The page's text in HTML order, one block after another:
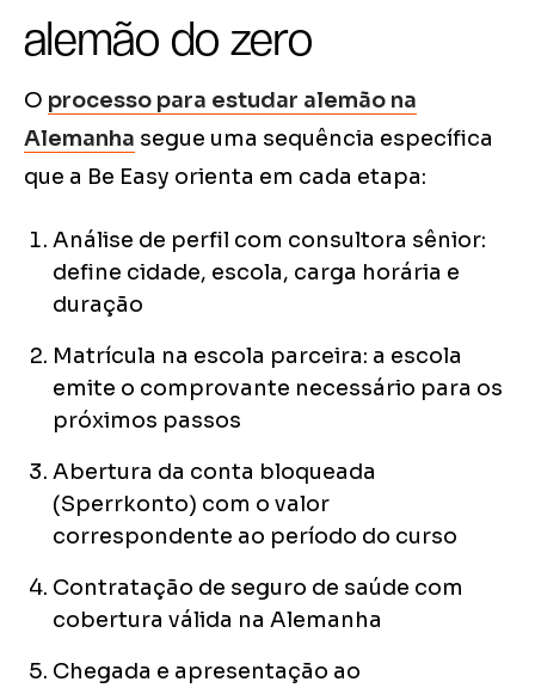
alemão do zero
O processo para estudar alemão na
Alemanha segue uma sequência específica
que a Be Easy orienta em cada etapa:
Análise de perfil com consultora sênior:
define cidade, escola, carga horária e
duração
Matrícula na escola parceira: a escola
emite o comprovante necessário para os
próximos passos
Abertura da conta bloqueada
(Sperrkonto) com o valor
correspondente ao período do curso
Contratação de seguro de saúde com
cobertura válida na Alemanha
Chegada e apresentação ao